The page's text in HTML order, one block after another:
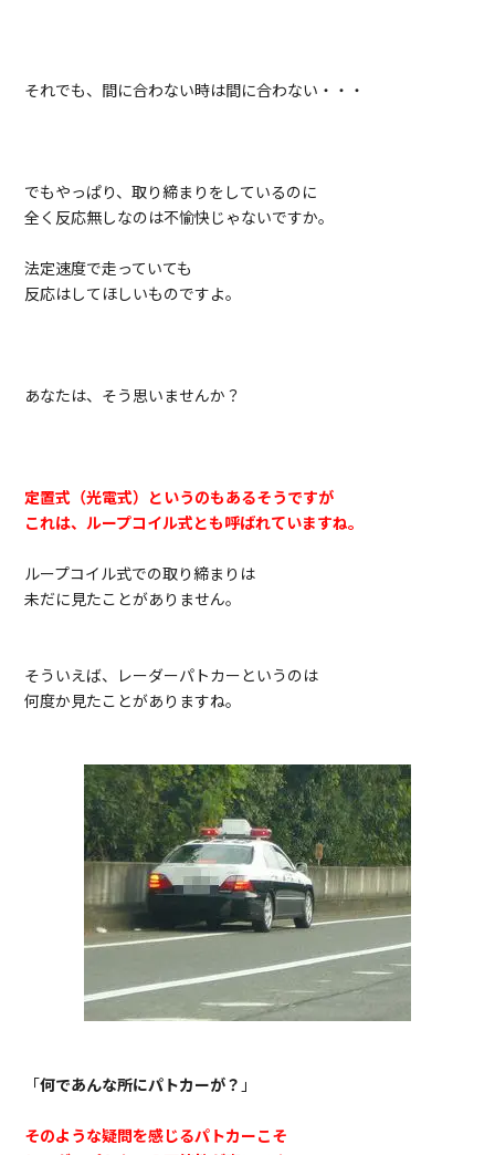
それでも、間に合わない時は間に合わない・・・
でもやっぱり、取り締まりをしているのに
全く反応無しなのは不愉快じゃないですか。
法定速度で走っていても
反応はしてほしいものですよ。
あなたは、そう思いませんか？
定置式（光電式）というのもあるそうですが
これは、ループコイル式とも呼ばれていますね。
ループコイル式での取り締まりは
未だに見たことがありません。
そういえば、レーダーパトカーというのは
何度か見たことがありますね。
「何であんな所にパトカーが？ 」
そのような疑問を感じるパトカーこそ